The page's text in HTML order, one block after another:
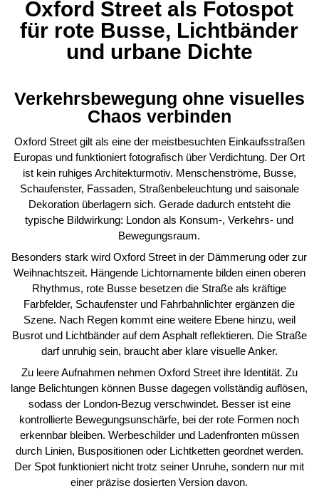
Oxford Street als Fotospot
für rote Busse, Lichtbänder
und urbane Dichte
Verkehrsbewegung ohne visuelles
Chaos verbinden
Oxford Street gilt als eine der meistbesuchten Einkaufsstraßen
Europas und funktioniert fotografisch über Verdichtung. Der Ort
ist kein ruhiges Architekturmotiv. Menschenströme, Busse,
Schaufenster, Fassaden, Straßenbeleuchtung und saisonale
Dekoration überlagern sich. Gerade dadurch entsteht die
typische Bildwirkung: London als Konsum-, Verkehrs- und
Bewegungsraum.
Besonders stark wird Oxford Street in der Dämmerung oder zur
Weihnachtszeit. Hängende Lichtornamente bilden einen oberen
Rhythmus, rote Busse besetzen die Straße als kräftige
Farbfelder, Schaufenster und Fahrbahnlichter ergänzen die
Szene. Nach Regen kommt eine weitere Ebene hinzu, weil
Busrot und Lichtbänder auf dem Asphalt reflektieren. Die Straße
darf unruhig sein, braucht aber klare visuelle Anker.
Zu leere Aufnahmen nehmen Oxford Street ihre Identität. Zu
lange Belichtungen können Busse dagegen vollständig auflösen,
sodass der London-Bezug verschwindet. Besser ist eine
kontrollierte Bewegungsunschärfe, bei der rote Formen noch
erkennbar bleiben. Werbeschilder und Ladenfronten müssen
durch Linien, Buspositionen oder Lichtketten geordnet werden.
Der Spot funktioniert nicht trotz seiner Unruhe, sondern nur mit
einer präzise dosierten Version davon.